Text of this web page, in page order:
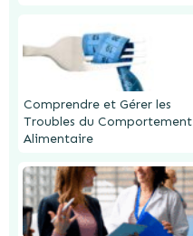
Comprendre et Gérer les
Troubles du Comportement
Alimentaire